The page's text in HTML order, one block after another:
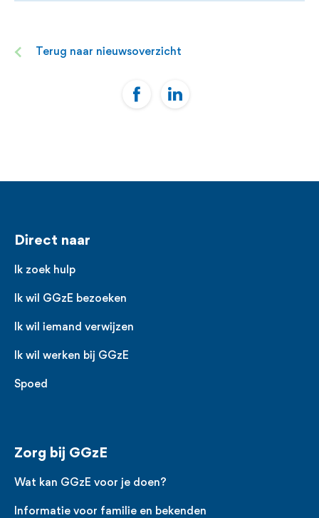
Terug naar nieuwsoverzicht
Voet
Direct naar
Ik zoek hulp
Ik wil GGzE bezoeken
Ik wil iemand verwijzen
Ik wil werken bij GGzE
Spoed
Zorg bij GGzE
Wat kan GGzE voor je doen?
Informatie voor familie en bekenden